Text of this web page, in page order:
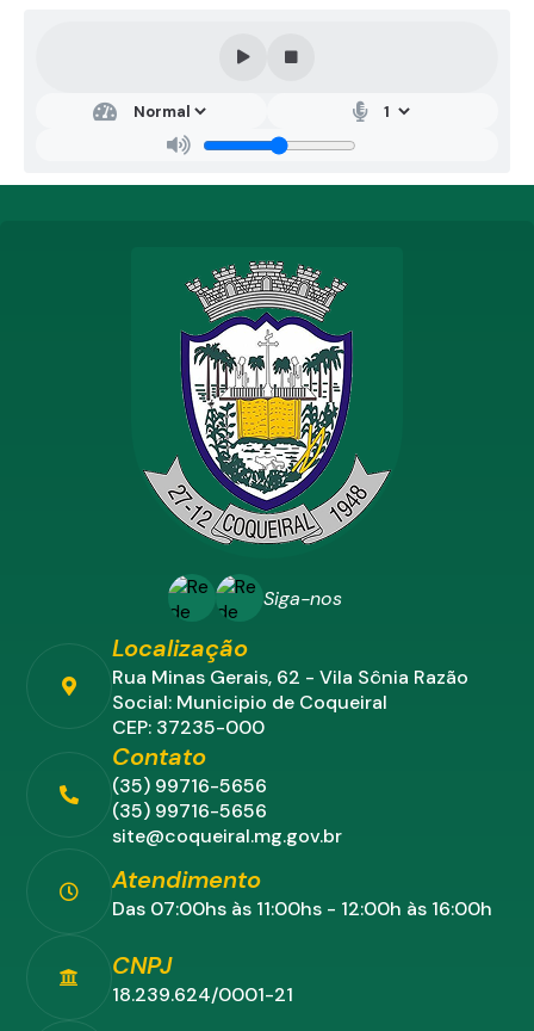
sidoutilizados para finalidades diversas: 1 destinado à
original do espaço,resultando na redução de, em média,
10 vagas que poderiam estar disponíveis a novosinternos
em conformidade com as normas vigentes das ILPIs.
Nesse cenário, a construção dasegunda etapa do prédio
hoje utilizados de forma diversa, ampliando a capacidade
de acolhimento e garantindomelhores condições de
atendimento aos idosos em nossa sede, com o apoio da
PrefeituraMunicipal de Coqueiral, assegurando-lhes
maior conforto, segurança e bem-estar.Base legal:
Ademais, o Termo de Fomento formalizado está
fundamentado no artigo 1º,caput da Lei Federal nº
13.019/2014 e 13.204/2015. Na Constituição da
República que temcomo um dos seus princípios
fundamentais a dignidade do ser humano e destaca como
umadas competências dos entes federados o dever de
amparar as pessoas idosas assegurandosua participação
na comunidade, defendendo sua dignidade e bem-estar e
garantindo-lhes odireito à vida, conforme dispõe o artigo
solicitação, consideramos as especificidades da Lei
Federal n.º 13.019/2014, e LeiFederal nº 13.204/2015,
respaldado namesma lei
Siga-nos
Localização
Rua Minas Gerais, 62 - Vila Sônia Razão
Social: Municipio de Coqueiral
CEP: 37235-000
Contato
(35) 99716-5656
(35) 99716-5656
site@coqueiral.mg.gov.br
Atendimento
Das 07:00hs às 11:00hs - 12:00h às 16:00h
CNPJ
18.239.624/0001-21